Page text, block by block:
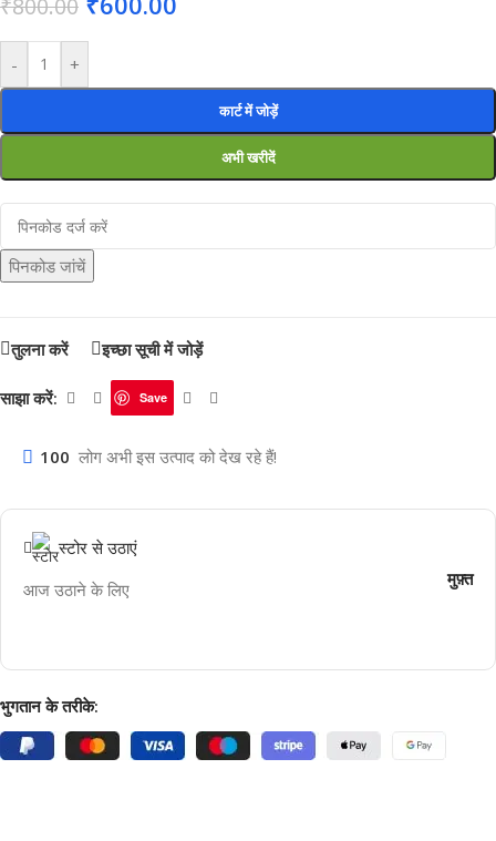
₹800.00
- +
कार्ट में जोड़ें
अभी खरीदें
पिनकोड जांचें
तुलना करें इच्छा सूची में जोड़ें
साझा करें: Save
100 लोग अभी इस उत्पाद को देख रहे हैं!
स्टोर से उठाएं
आज उठाने के लिए मुफ़्त
भुगतान के तरीके: